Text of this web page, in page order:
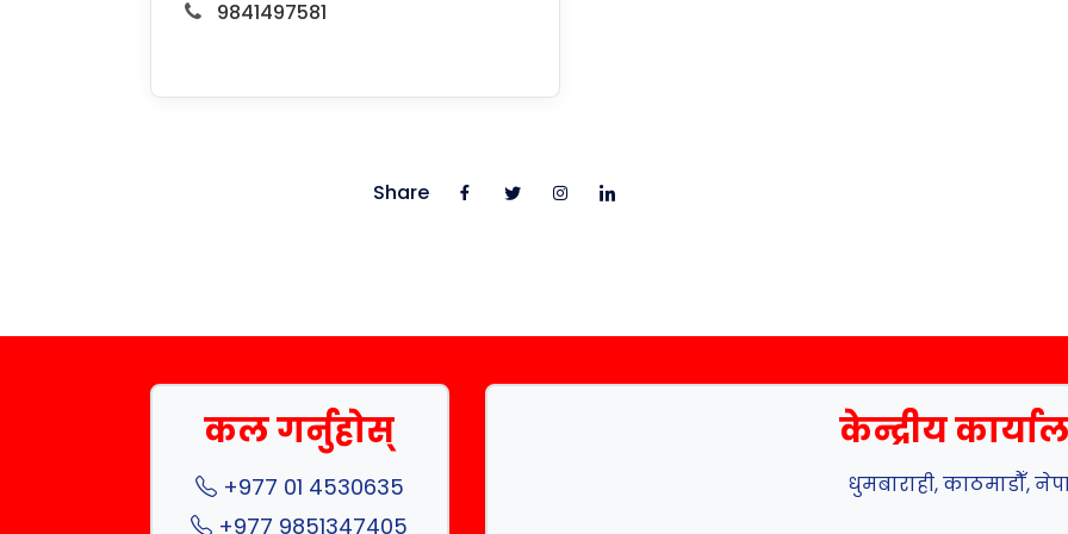
9841497581
Share
कल गर्नुहोस्
+977 01 4530635
+977 9851347405
केन्द्रीय
धुमबाराही, काठमाडौँ,